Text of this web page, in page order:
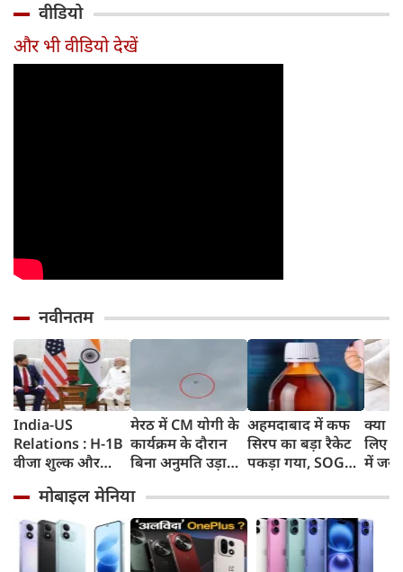
साल से ज्यादा उम्र का
काम, जानें पूरा
और
वीडियो
और भी वीडियो देखें
नवीनतम
India-US
Relations : H-1B
वीजा शुल्क और
अलावा PM मोदी ने
अमेरिकी उपराष्ट्रपति
जेडी वेंस किन मुद्दों पर
की चर्चा
मेरठ में CM योगी के
कार्यक्रम के दौरान
बिना अनुमति उड़ाया
को किया गिरफ्तार
अहमदाबाद में कफ
सिरप का बड़ा रैकेट
पकड़ा गया, SOG
रुपए लाख का माल
जब्त किया
क्या
लिए 8
में
मोबाइल मेनिया